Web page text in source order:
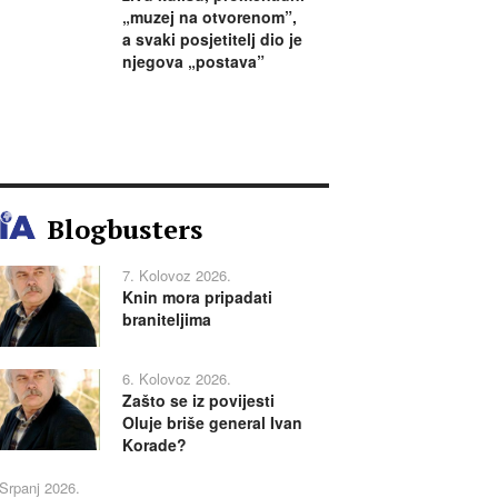
„muzej na otvorenom”,
a svaki posjetitelj dio je
njegova „postava”
Blogbusters
7. Kolovoz 2026.
Knin mora pripadati
braniteljima
6. Kolovoz 2026.
Zašto se iz povijesti
Oluje briše general Ivan
Korade?
2026.